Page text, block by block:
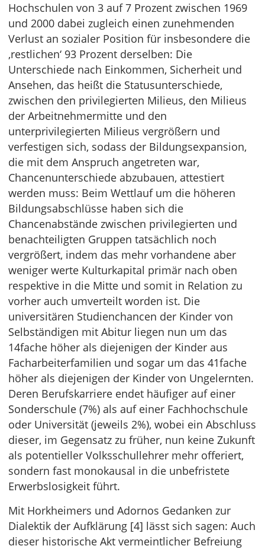
Hochschulen von 3 auf 7 Prozent zwischen 1969
und 2000 dabei zugleich einen zunehmenden
Verlust an sozialer Position für insbesondere die
‚restlichen‘ 93 Prozent derselben: Die
Unterschiede nach Einkommen, Sicherheit und
Ansehen, das heißt die Statusunterschiede,
zwischen den privilegierten Milieus, den Milieus
der Arbeitnehmermitte und den
unterprivilegierten Milieus vergrößern und
verfestigen sich, sodass der Bildungsexpansion,
die mit dem Anspruch angetreten war,
Chancenunterschiede abzubauen, attestiert
werden muss: Beim Wettlauf um die höheren
Bildungsabschlüsse haben sich die
Chancenabstände zwischen privilegierten und
benachteiligten Gruppen tatsächlich noch
vergrößert, indem das mehr vorhandene aber
weniger werte Kulturkapital primär nach oben
respektive in die Mitte und somit in Relation zu
vorher auch umverteilt worden ist. Die
universitären Studienchancen der Kinder von
Selbständigen mit Abitur liegen nun um das
14fache höher als diejenigen der Kinder aus
Facharbeiterfamilien und sogar um das 41fache
höher als diejenigen der Kinder von Ungelernten.
Deren Berufskarriere endet häufiger auf einer
Sonderschule (7%) als auf einer Fachhochschule
oder Universität (jeweils 2%), wobei ein Abschluss
dieser, im Gegensatz zu früher, nun keine Zukunft
als potentieller Volksschullehrer mehr offeriert,
sondern fast monokausal in die unbefristete
Erwerbslosigkeit führt.
Mit Horkheimers und Adornos Gedanken zur
Dialektik der Aufklärung [4] lässt sich sagen: Auch
dieser historische Akt vermeintlicher Befreiung